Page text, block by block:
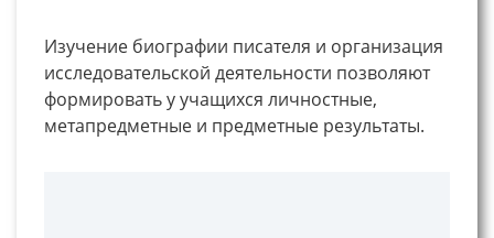
Изучение биографии писателя и организация
исследовательской деятельности позволяют
формировать у учащихся личностные,
метапредметные и предметные результаты.